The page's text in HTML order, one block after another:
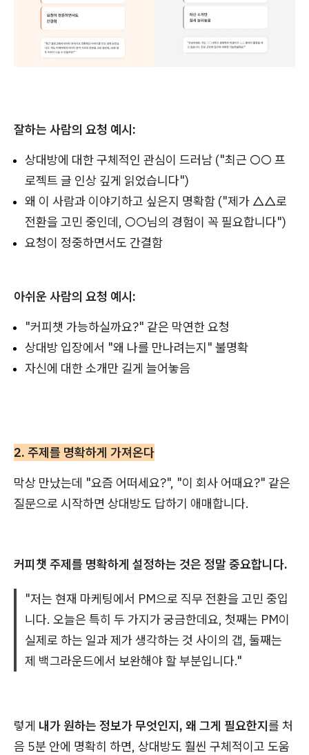
잘하는 사람의 요청 예시:
상대방에 대한 구체적인 관심이 드러남 ("최근 ○○ 프
로젝트 글 인상 깊게 읽었습니다")
왜 이 사람과 이야기하고 싶은지 명확함 ("제가 △△로
전환을 고민 중인데, ○○님의 경험이 꼭 필요합니다")
요청이 정중하면서도 간결함
아쉬운 사람의 요청 예시:
"커피챗 가능하실까요?" 같은 막연한 요청
상대방 입장에서 "왜 나를 만나려는지" 불명확
자신에 대한 소개만 길게 늘어놓음
2. 주제를 명확하게 가져온다
막상 만났는데 "요즘 어떠세요?", "이 회사 어때요?" 같은
질문으로 시작하면 상대방도 답하기 애매합니다.
커피챗 주제를 명확하게 설정하는 것은 정말 중요합니다.
"저는 현재 마케팅에서 PM으로 직무 전환을 고민 중입
니다. 오늘은 특히 두 가지가 궁금한데요, 첫째는 PM이
실제로 하는 일과 제가 생각하는 것 사이의 갭, 둘째는
제 백그라운드에서 보완해야 할 부분입니다."
렇게 내가 원하는 정보가 무엇인지, 왜 그게 필요한지를 처
음 5분 안에 명확히 하면, 상대방도 훨씬 구체적이고 도움